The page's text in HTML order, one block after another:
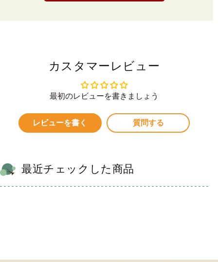
カスタマーレビュー
最初のレビューを書きましょう
レビューを書く 質問する
最近チェックした商品